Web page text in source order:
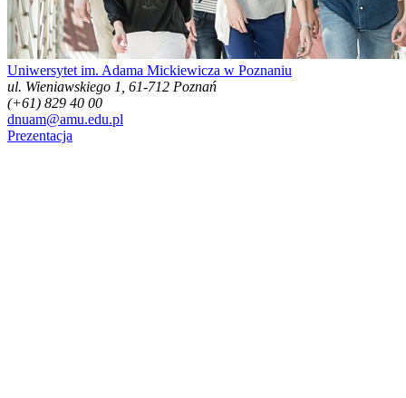
Uniwersytet im. Adama Mickiewicza w Poznaniu
ul. Wieniawskiego 1, 61-712 Poznań
(+61) 829 40 00
dnuam@amu.edu.pl
Prezentacja